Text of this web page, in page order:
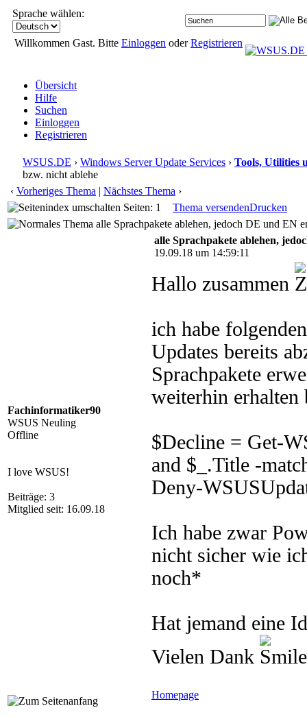
Sprache wählen:
Willkommen Gast. Bitte Einloggen oderRegistrieren
Übersicht
Hilfe
Suchen
Einloggen
Registrieren
WSUS.DE › Windows Server Update Services › Tools, Utilities
bzw. nicht ablehe
‹ Vorheriges Thema | Nächstes Thema ›
Seiten: 1
Thema versendenDrucken
alle Sprachpakete ablehen, jedoch DE und EN
Fachinformatiker90
WSUS Neuling
Offline
I love WSUS!
Beiträge: 3
Mitglied seit: 16.09.18
alle Sprachpakete ablehen,
19.09.18 um 14:59:11
Hallo zusammen
ich habe
Updates bereits
Sprachpakete
weiterhin erhalten
$Decline = Get-
and $_.Title -
Deny-
Ich habe zwar
nicht sicher wie
noch*
Hat jemand eine
Vielen Dank
Homepage